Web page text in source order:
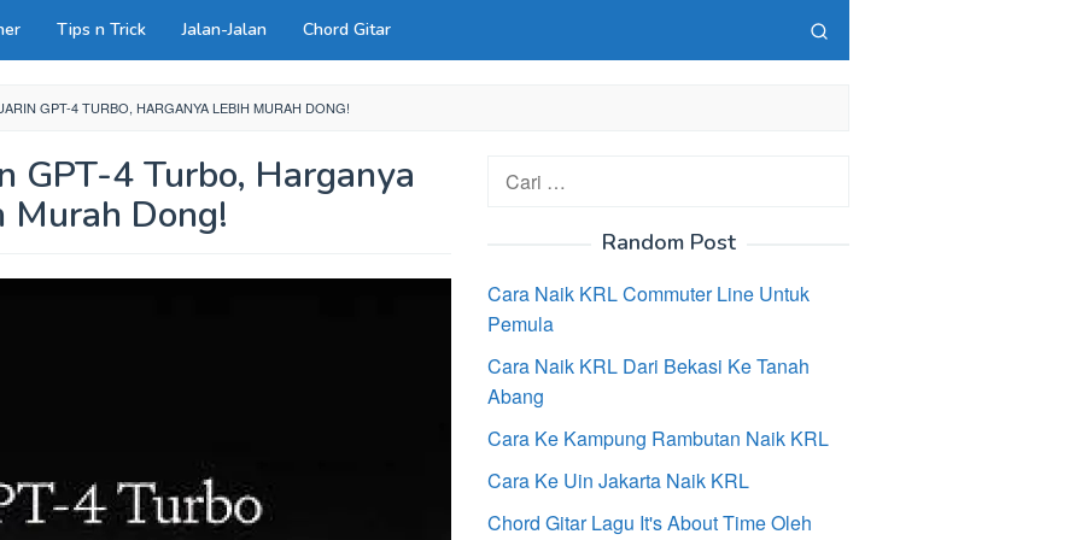
Tips n Trick Jalan-Jalan Chord Gitar
GPT-4 TURBO, HARGANYA LEBIH MURAH DONG!
GPT-4 Turbo, Harganya
Murah Dong!
Cari
Random Post
Cara Naik KRL Commuter Line Untuk
Pemula
Cara Naik KRL Dari Bekasi Ke Tanah
Abang
Cara Ke Kampung Rambutan Naik KRL
Cara Ke Uin Jakarta Naik KRL
Chord Gitar Lagu It's About Time Oleh